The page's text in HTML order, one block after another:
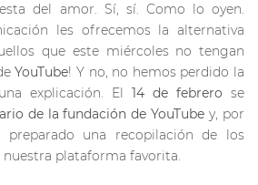
del amor. Sí, sí. Como lo oyen.
les ofrecemos la alternativa
que este miércoles no tengan
YouTube! Y no, no hemos perdido la
explicación. El 14 de febrero se
de la fundación de YouTubey, por
preparado una recopilación de los
nuestra plataforma favorita.